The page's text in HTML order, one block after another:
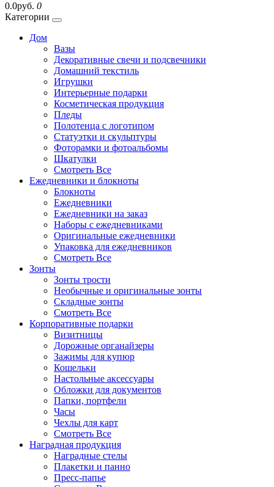
0.0руб. 0
Категории
Дом
Вазы
Декоративные свечи и подсвечники
Домашний текстиль
Игрушки
Интерьерные подарки
Косметическая продукция
Пледы
Полотенца с логотипом
Статуэтки и скульптуры
Фоторамки и фотоальбомы
Шкатулки
Смотреть Все
Ежедневники и блокноты
Блокноты
Ежедневники
Ежедневники на заказ
Наборы с ежедневниками
Оригинальные ежедневники
Упаковка для ежедневников
Смотреть Все
Зонты
Зонты трости
Необычные и оригинальные зонты
Складные зонты
Смотреть Все
Корпоративные подарки
Визитницы
Дорожные органайзеры
Зажимы для купюр
Кошельки
Настольные аксессуары
Обложки для документов
Папки, портфели
Часы
Чехлы для карт
Смотреть Все
Наградная продукция
Наградные стелы
Плакетки и панно
Пресс-папье